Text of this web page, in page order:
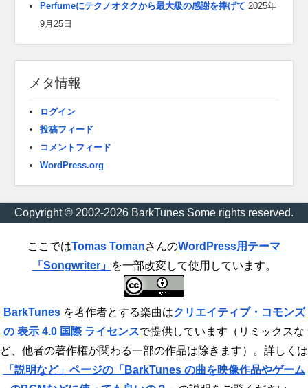
Perfumeにテクノオタクから最大級の感謝を捧げて 2025年
9月25日
メタ情報
ログイン
投稿フィード
コメントフィード
WordPress.org
Copyright © 2002-2026 BarkTunes Some rights reserved.
ここではTomas TomanさんのWordPress用テーマ
「Songwriter」 を一部改変して使用しています。
BarkTunesを著作者とする楽曲はクリエイティブ・コモンズ
の 表示 4.0 国際 ライセンスで提供しています（リミックスな
ど、他者の著作権が関わる一部の作品は除きます）。詳しくは
「説明など」ページの「BarkTunes の曲を映像作品やゲーム